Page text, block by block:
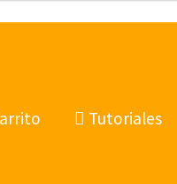
Tutoriales